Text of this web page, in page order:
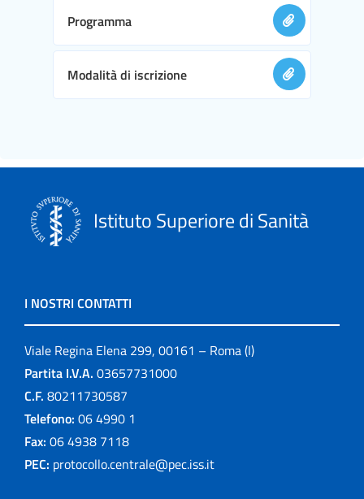
Programma
Modalità di iscrizione
Istituto Superiore di Sanità
I NOSTRI CONTATTI
Viale Regina Elena 299, 00161 – Roma (I)
Partita I.V.A. 03657731000
C.F. 80211730587
Telefono: 06 4990 1
Fax: 06 4938 7118
PEC: protocollo.centrale@pec.iss.it